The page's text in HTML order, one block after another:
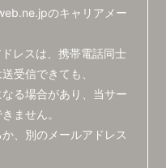
のキャリアメー
レスは、携帯電話同士
受信できても、
る場合があり、当サー
ません。
、別のメールアドレス